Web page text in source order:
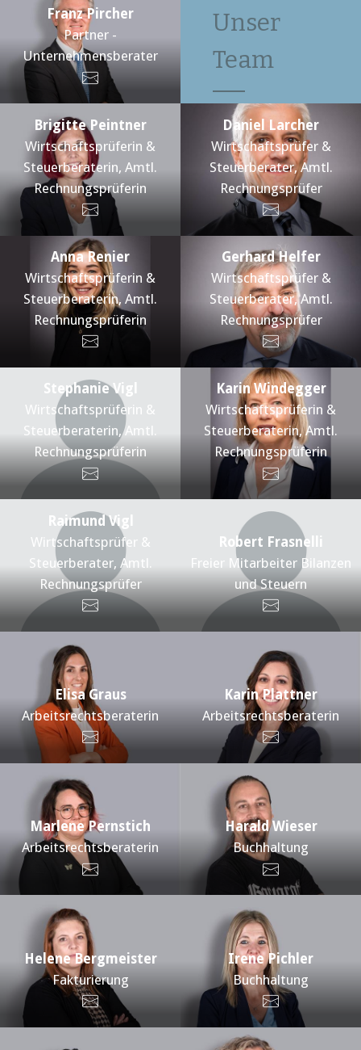
Franz Pircher
Partner -
Unternehmensberater
Unser
Team
Brigitte Peintner
Wirtschaftsprüferin &
Steuerberaterin, Amtl.
Rechnungsprüferin
Daniel Larcher
Wirtschaftsprüfer &
Steuerberater, Amtl.
Rechnungsprüfer
Anna Renier
Wirtschaftsprüferin &
Steuerberaterin, Amtl.
Rechnungsprüferin
Gerhard Helfer
Wirtschaftsprüfer &
Steuerberater, Amtl.
Rechnungsprüfer
Stephanie Vigl
Wirtschaftsprüferin &
Steuerberaterin, Amtl.
Rechnungsprüferin
Karin Windegger
Wirtschaftsprüferin &
Steuerberaterin, Amtl.
Rechnungsprüferin
Raimund Vigl
Wirtschaftsprüfer &
Steuerberater, Amtl.
Rechnungsprüfer
Robert Frasnelli
Freier Mitarbeiter Bilanzen
und Steuern
Elisa Graus
Arbeitsrechtsberaterin
Karin Plattner
Arbeitsrechtsberaterin
Marlene Pernstich
Arbeitsrechtsberaterin
Harald Wieser
Buchhaltung
Helene Bergmeister
Fakturierung
Irene Pichler
Buchhaltung